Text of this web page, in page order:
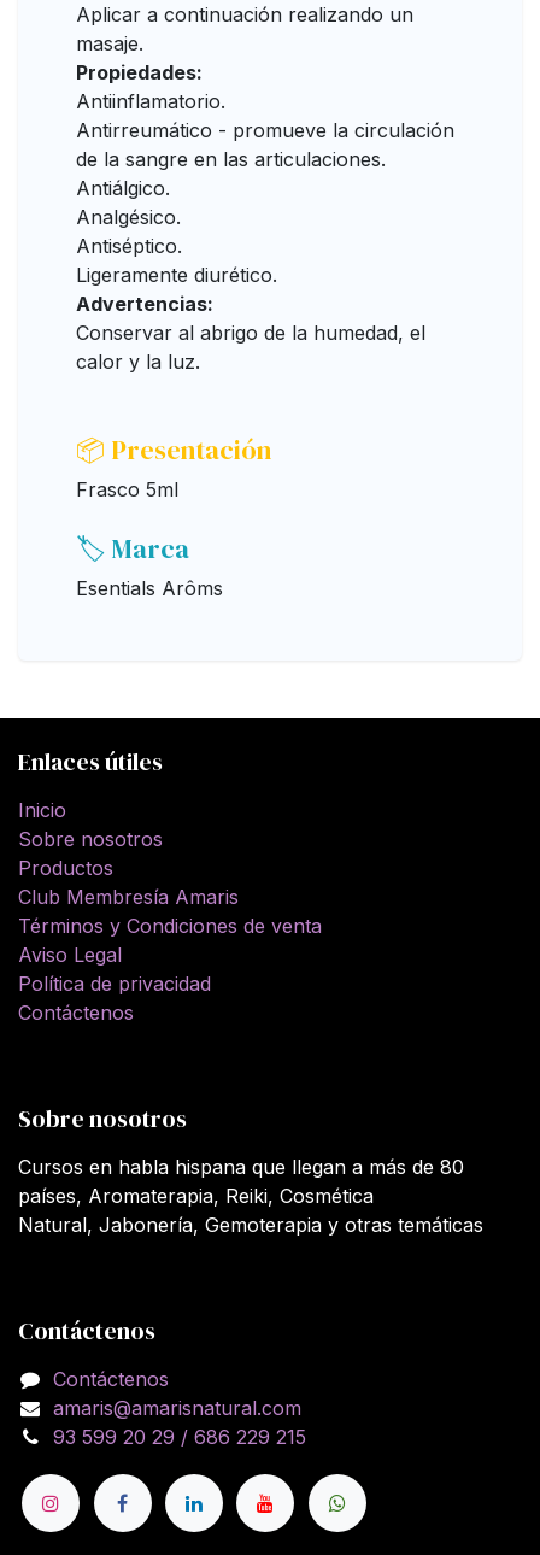
Aplicar a continuación realizando un
masaje.
Propiedades:
Antiinflamatorio.
Antirreumático - promueve la circulación
de la sangre en las articulaciones.
Antiálgico.
Analgésico.
Antiséptico.
Ligeramente diurético.
Advertencias:
Conservar al abrigo de la humedad, el
calor y la luz.
📦 Presentación
Frasco 5ml
🏷️ Marca
Esentials Arôms
Enlaces útiles
Inicio
Sobre nosotros
Productos
Club Membresía Amaris
Términos y Condiciones de venta
Aviso Legal
Política de privacidad
Contáctenos
Sobre nosotros
Cursos en habla hispana que llegan a más de 80
países, Aromaterapia, Reiki, Cosmética
Natural, Jabonería, Gemoterapia y otras temáticas
Contáctenos
Contáctenos
amaris@amarisnatural.com
93 599 20 29 / 686 229 215